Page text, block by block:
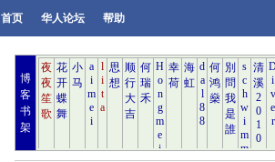
首页 华人论坛 帮助
博
客
书
架